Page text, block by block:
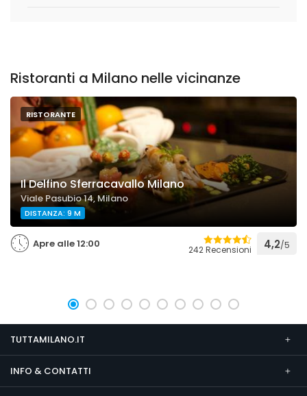
Ristoranti a Milano nelle vicinanze
RISTORANTE
Il Delfino Sferracavallo Milano
Viale Pasubio 14, Milano
DISTANZA: 9 M
Apre alle 12:00 242 Recensioni 4,2/5
TUTTAMILANO.IT
INFO & CONTATTI